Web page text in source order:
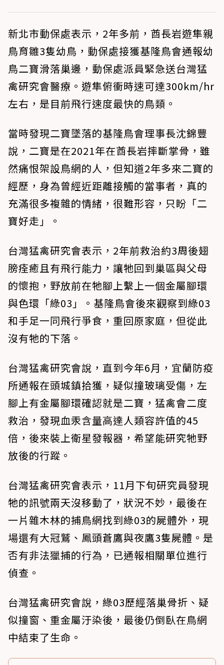
新北市動保處表示，2年多前，酋長岩遊隼親
鳥育雛3隻幼鳥，動保處接獲基隆鳥會通報幼
鳥二寶滑落巢邊，動保處派員緊急送台灣猛
禽研究會醫療。遊隼俯衝時速可達300km/hr
左右，是目前飛行速度最快的鳥類。
當時發現二寶墜落的基隆鳥會理事長沈錦豐
說，二寶是在2021年在酋長岩摔斷掌骨，雖
然痛恨架設鳥網的人，但知道2年多來二寶的
經歷，身為曾經近距離接觸的當事者，真的
充滿很多複雜的情緒，很難形容，只盼「二
寶好走」。
台灣猛禽研究會表示，2年前救治約3周後翅
膀痊癒且有飛行能力，讓牠回到巢區與父母
的懷抱，野放前在牠腳上繫上一個金屬腳環
與色環「綠03」。基隆鳥會後來觀察到綠03
和手足一同飛行爭食，重回原家庭，但從此
沒有牠的下落。
台灣猛禽研究會說，直到今年6月，宜蘭防疫
所通報在頭城鎮拾獲，疑似撞玻璃受傷，左
腳上有金屬腳環確認就是二寶，猛禽會二度
救治，發現血汞含量高達人類容許值的45
倍，後來裝上衛星發報器，希望能研究牠野
放後的行蹤。
台灣猛禽研究會表示，11月下旬研究員發現
牠的訊號兩天沒移動了，狀況不妙，最後在
一片雜木林的捕鳥網找到綠03的屍體外，現
場還有大冠鷲、鳳頭蒼鷹與夜鷹3隻屍體。是
否有非法獵捕的行為，已通報相關單位進行
偵查。
台灣猛禽研究會說，綠03歷經落巢骨折、疑
似撞窗、重金屬汙染後，最後仍倒臥在鳥網
中結束了生命。